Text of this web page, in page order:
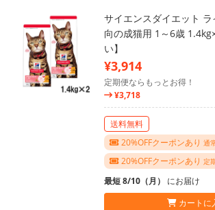
サイエンスダイエット
向の成猫用 1～6歳
い】
¥3,914
定期便ならもっとお得！
¥3,718
送料無料
20%OFFクーポンあり 通
20%OFFクーポンあり 定
最短 8/10（月） にお届け
カートに